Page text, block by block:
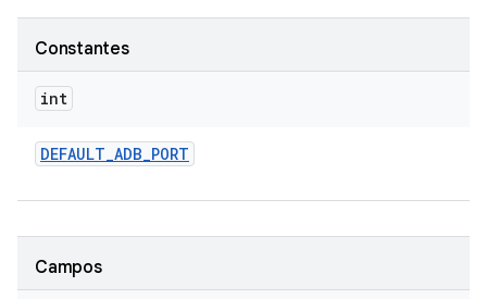
Constantes
int
DEFAULT_ADB_PORT
Campos